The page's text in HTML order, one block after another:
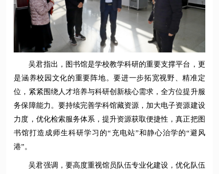
吴君指出，图书馆是学校教学科研的重要支撑平台，更
是涵养校园文化的重要阵地。要进一步拓宽视野、精准定
位，紧紧围绕人才培养与科研创新核心需求，全方位提升服
务保障能力。要持续完善学科馆藏资源，加大电子资源建设
力度，优化检索服务体系，提升资源获取便捷性，真正把图
书馆打造成师生科研学习的“充电站”和静心治学的“避风
港”。
吴君强调，要高度重视馆员队伍专业化建设，优化队伍